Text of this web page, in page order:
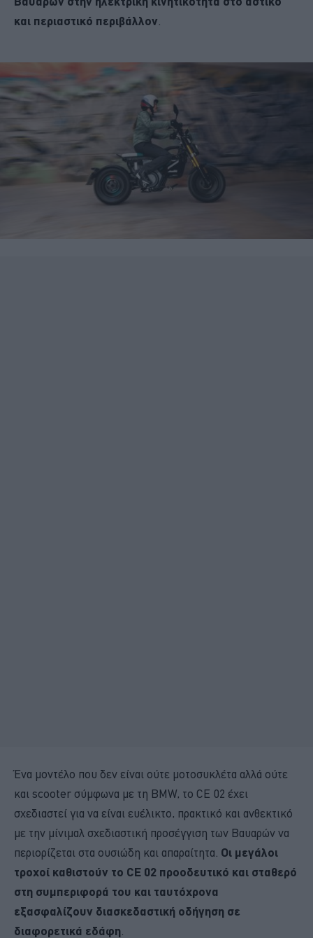
και περιαστικό περιβάλλον
Ένα μοντέλο που δεν είναι ούτε μοτοσυκλέτα αλλά ούτε
και scooter σύμφωνα με τη BMW, το CE 02 έχει
σχεδιαστεί για να είναι ευέλικτο, πρακτικό και ανθεκτικό
με την μίνιμαλ σχεδιαστική προσέγγιση των Βαυαρών να
περιορίζεται στα ουσιώδη και απαραίτητα. Οι μεγάλοι
τροχοί καθιστούν το CE 02 προοδευτικό και σταθερό
στη συμπεριφορά του και ταυτόχρονα
εξασφαλίζουν διασκεδαστική οδήγηση σε
διαφορετικά εδάφη